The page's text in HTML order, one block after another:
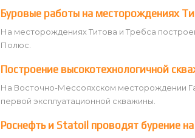
Буровые работы на месторождениях
На месторождениях Титова и Требса
Полюс.
Построение высокотехнологичной
На Восточно-Мессояхском месторождении
первой эксплуатационной скважины.
Роснефть и Statoil проводят бурение